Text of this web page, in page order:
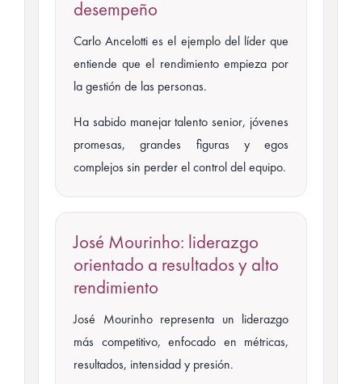
desempeño
Carlo Ancelotti es el ejemplo del líder que
entiende que el rendimiento empieza por
la gestión de las personas.
Ha sabido manejar talento senior, jóvenes
promesas, grandes figuras y egos
complejos sin perder el control del equipo.
José Mourinho: liderazgo
orientado a resultados y alto
rendimiento
José Mourinho representa un liderazgo
más competitivo, enfocado en métricas,
resultados, intensidad y presión.